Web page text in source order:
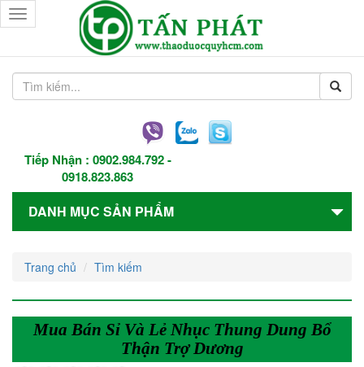
Tiếp Nhận : 0902.984.792-
0918.823.863
Toggle
navigation
DANH MỤC SẢN PHẨM
Trang chủ Tìm kiếm
Mua Bán Sỉ Và Lẻ Nhục Thung Dung Bổ
Thận Trợ Dương